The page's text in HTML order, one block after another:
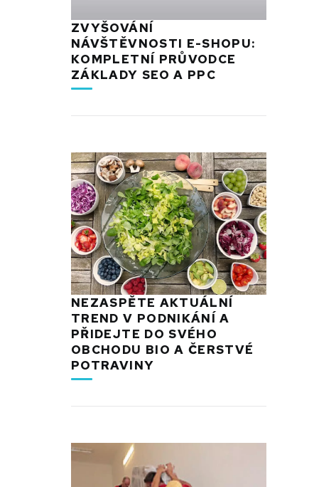
ZVYŠOVÁNÍ
NÁVŠTĚVNOSTI E-SHOPU:
KOMPLETNÍ PRŮVODCE
ZÁKLADY SEO A PPC
NEZASPĚTE AKTUÁLNÍ
TREND V PODNIKÁNÍ A
PŘIDEJTE DO SVÉHO
OBCHODU BIO A ČERSTVÉ
POTRAVINY